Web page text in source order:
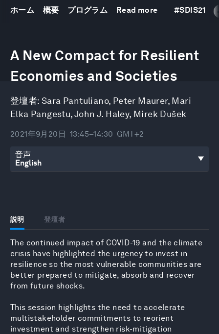
ホーム 概要 プログラム Read more #SDIS21
A New Compact for Resilient
Economies and Societies
登壇者: Sara Pantuliano, Peter Maurer, Mari
Elka Pangestu,John J. Haley, Mirek Dušek
2021年9月20日 13:45–14:30 GMT+2
音声
説明 登壇者
The continued impact of COVID-19 and the climate
crisis have highlighted the urgency to invest in
resilience so the most vulnerable communities are
better prepared to mitigate, absorb and recover
from future shocks.
This session highlights the need to accelerate
multistakeholder commitments to reorient
investment and strengthen risk-mitigation
of
minutes,
16